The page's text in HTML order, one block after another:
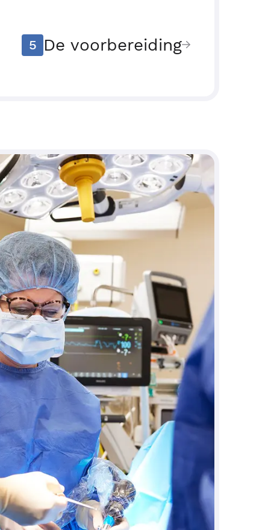
5 De voorbereiding